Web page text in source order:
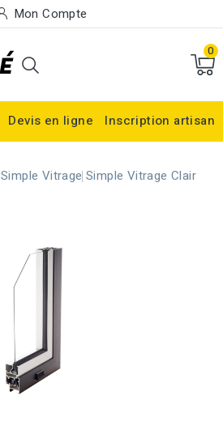
Mon Compte
0
Devis en ligne Inscription artisan
Simple Vitrage Simple Vitrage Clair